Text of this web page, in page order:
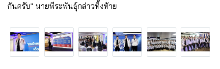
กันครับ" นายพีระพันธุ์กล่าวทิ้งท้าย